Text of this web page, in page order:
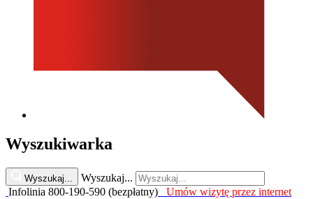
Wyszukiwarka
Wyszukaj...
Wyszukaj...
Infolinia 800-190-590 (bezpłatny)
Umów wizytę przez internet